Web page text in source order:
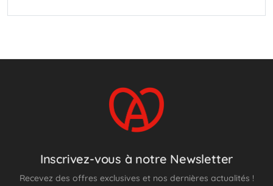
Inscrivez-vous à notre Newsletter
Recevez des offres exclusives et nos dernières actualités !